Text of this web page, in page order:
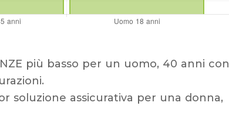
più basso per un uomo, 40 anni con
soluzione assicurativa per una donna,